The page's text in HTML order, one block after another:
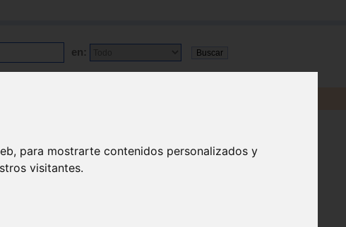
para mostrarte contenidos personalizados y
visitantes.
en: